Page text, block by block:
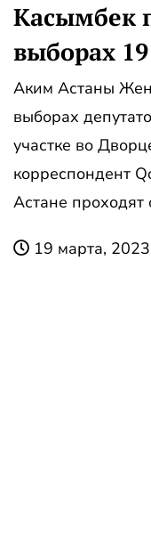
Касымбек
выборах
Аким Астаны
выборах
участке во
корреспондент
Астане проходят
19 марта, 2023